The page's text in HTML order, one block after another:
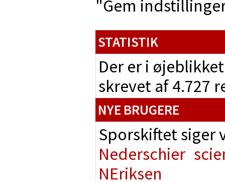
"Gem
STATISTIK
Der er i
skrevet af 4.727
NYE BRUGERE
Sporskiftet
Nederschier
NEriksen